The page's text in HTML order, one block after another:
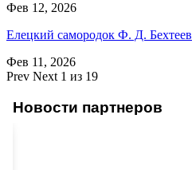
Фев 12, 2026
Елецкий самородок Ф. Д. Бехтеев
Фев 11, 2026
Prev Next 1 из 19
Новости партнеров